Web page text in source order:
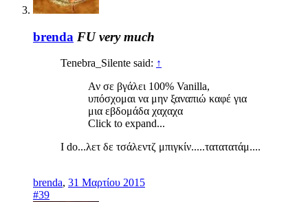
brenda FU very much
Tenebra_Silente said: ↑
Αν σε βγάλει 100% Vanilla,
υπόσχομαι να μην ξαναπιώ καφέ για
μια εβδομάδα χαχαχα
Click to expand...
I do...λετ δε τσάλεντζ μπιγκίν.....τατατατάμ....
brenda, 31 Μαρτίου 2015
#39